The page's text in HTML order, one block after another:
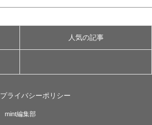
人気の記事
プライバシーポリシー
mint編集部